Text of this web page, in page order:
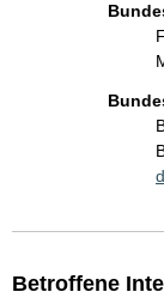
Betroffene